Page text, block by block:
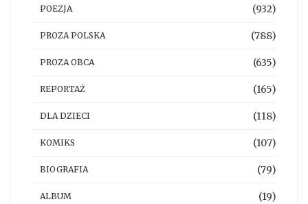
POEZJA (932)
PROZA POLSKA (788)
PROZA OBCA (635)
REPORTAŻ (165)
DLA DZIECI (118)
KOMIKS (107)
BIOGRAFIA (79)
ALBUM (19)